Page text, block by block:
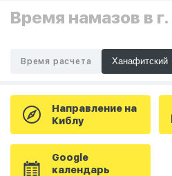
Время намазов в
Время расчета
Направление на
Киблу
Google
календарь